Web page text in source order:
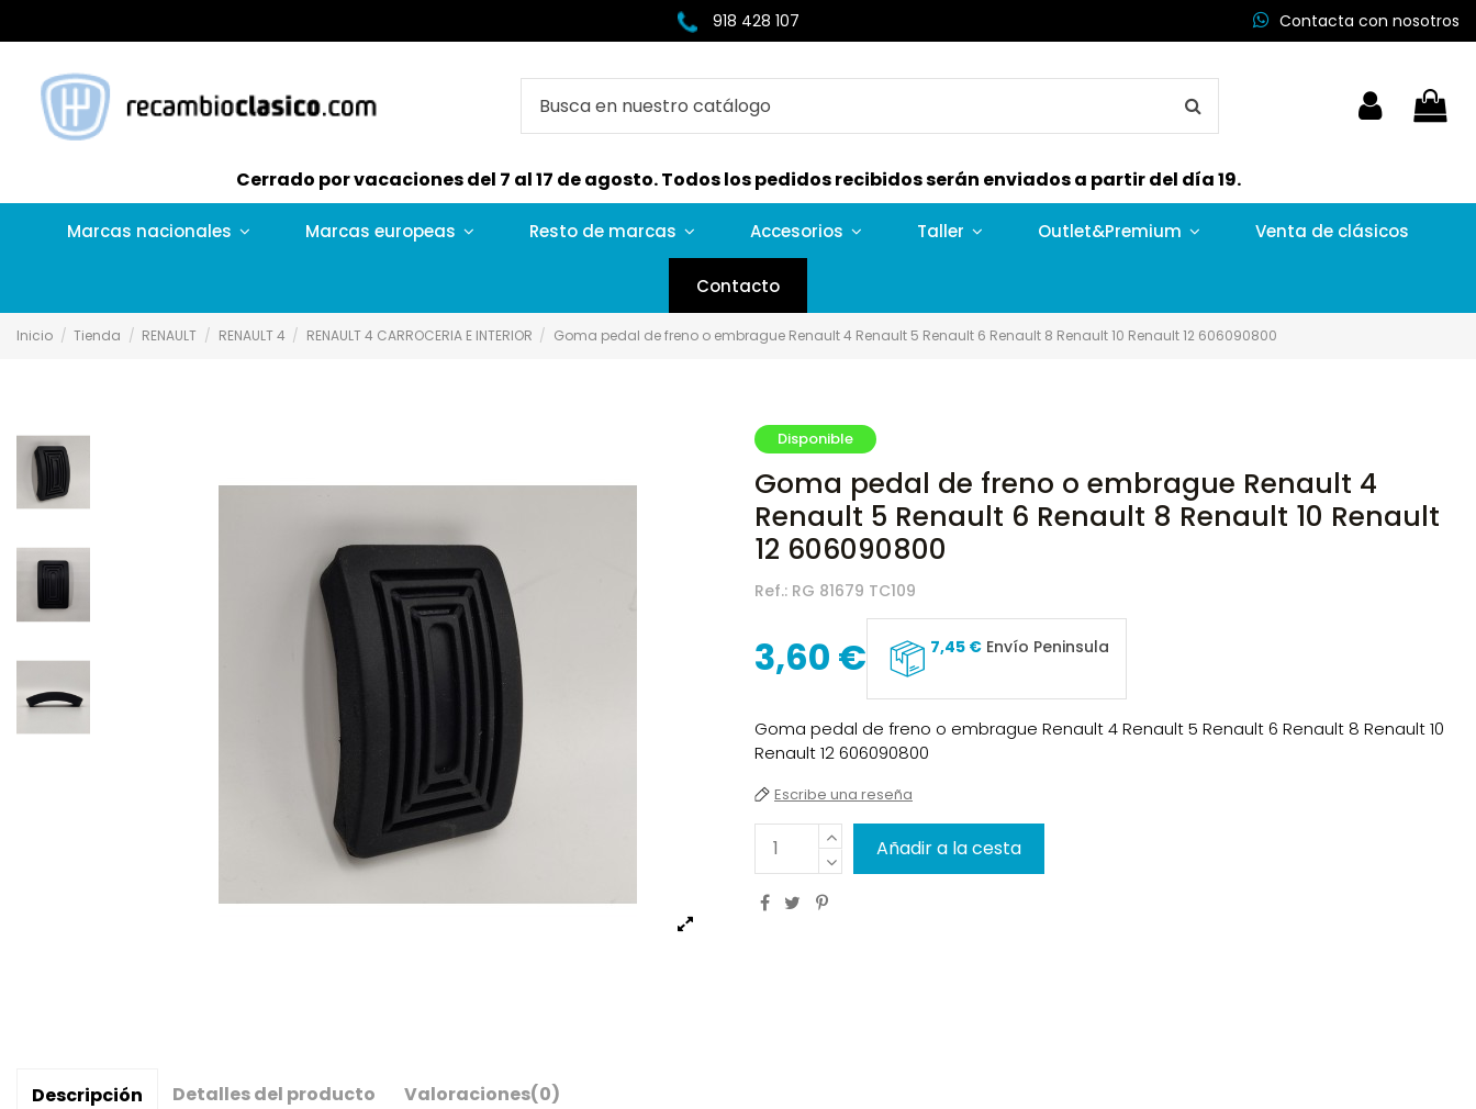
918 428 107 Contacta con nosotros
Cerrado por vacaciones del 7 al 17 de agosto. Todos los pedidos recibidos serán enviados a partir del día 19.
Marcas nacionales Marcas europeas Resto de marcas Accesorios Taller Outlet&Premium Venta de clásicos
Contacto
Inicio Tienda RENAULT RENAULT 4 RENAULT 4 CARROCERIA E INTERIOR Goma pedal de freno o embrague Renault 4 Renault 5 Renault 6 Renault 8 Renault 10 Renault 12 606090800
Disponible
Goma pedal de freno o embrague Renault 4
Renault 5 Renault 6 Renault 8 Renault 10 Renault
12 606090800
Ref.: RG 81679 TC109
3,60 € 7,45 € Envío Peninsula
Goma pedal de freno o embrague Renault 4 Renault 5 Renault 6 Renault 8 Renault 10
Renault 12 606090800
Escribe una reseña
Añadir a la cesta
Descripción Detalles del producto Valoraciones(0)